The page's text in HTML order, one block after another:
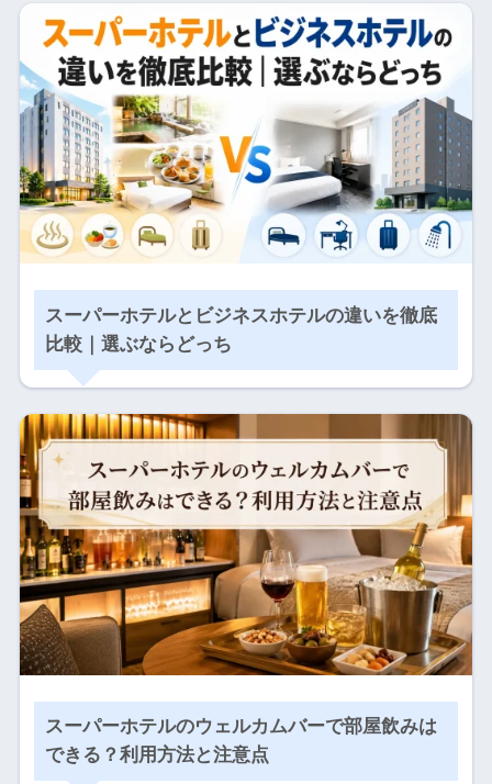
スーパーホテルとビジネスホテルの違いを徹底
比較｜選ぶならどっち
スーパーホテルのウェルカムバーで部屋飲みは
できる？利用方法と注意点